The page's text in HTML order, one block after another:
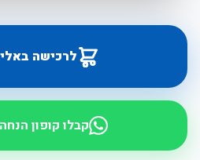
לרכישה
קבלו קופון